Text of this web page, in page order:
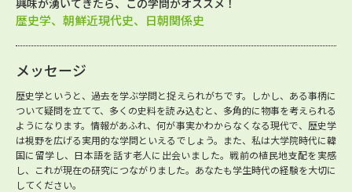
歴史学、朝鮮近現代史、日朝関係史
メッセージ
歴史学というと、過去を学ぶ学問と捉えられがちです。しかし、ある事柄に
ついて疑問を立てて、多くの史料を読み込むと、多角的に物事を考えられる
ようになります。情報があふれ、何が事実かわからなくなる現代で、歴史学
は視野を広げる実用的な学問といえるでしょう。また、私は大学院時代に韓
国に留学し、日本語を話す老人に出会いました。戦前の植民地支配を実感
し、これが現在の研究につながりました。あなたも学生時代の経験を大切に
してください。